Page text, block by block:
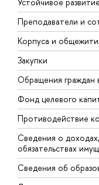
Преподаватели и
Корпуса и
Закупки
Обращения
Фонд целевого
Противодействие
Сведения о
обязательствах
Сведения об